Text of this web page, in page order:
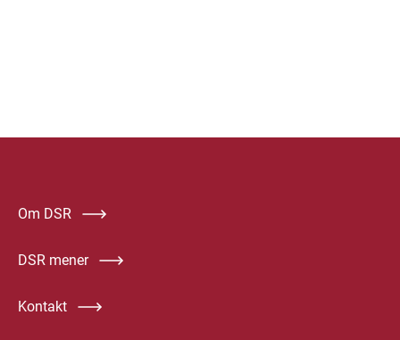
Om DSR
DSR mener
Kontakt